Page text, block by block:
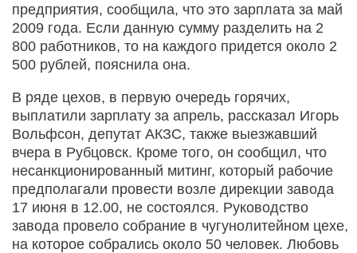
предприятия, сообщила, что это зарплата за май
2009 года. Если данную сумму разделить на 2
800 работников, то на каждого придется около 2
500 рублей, пояснила она.
В ряде цехов, в первую очередь горячих,
выплатили зарплату за апрель, рассказал Игорь
Вольфсон, депутат АКЗС, также выезжавший
вчера в Рубцовск. Кроме того, он сообщил, что
несанкционированный митинг, который рабочие
предполагали провести возле дирекции завода
17 июня в 12.00, не состоялся. Руководство
завода провело собрание в чугунолитейном цехе,
на которое собрались около 50 человек. Любовь